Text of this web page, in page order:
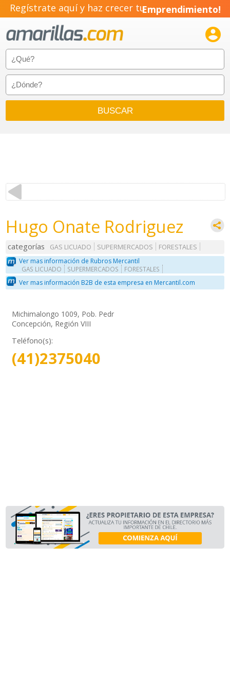
Regístrate aquí y haz crecer tuEmprendimiento!

Hugo Onate Rodriguez
categorías GAS LICUADO SUPERMERCADOS
FORESTALES
Ver mas información de Rubros Mercantil
GAS LICUADO SUPERMERCADOS FORESTALES
Ver mas información B2B de esta empresa en Mercantil.com
Michimalongo 1009, Pob. Pedr
Concepción, Región VIII
Teléfono(s):
(41)2375040